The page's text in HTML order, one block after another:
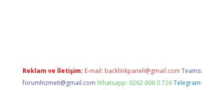
Reklam ve İletişim: E-mail: backlinkpaneli@gmail.com Teams:
forumhizmeti@gmail.com Whatsapp: 0262 606 0 726 Telegram: